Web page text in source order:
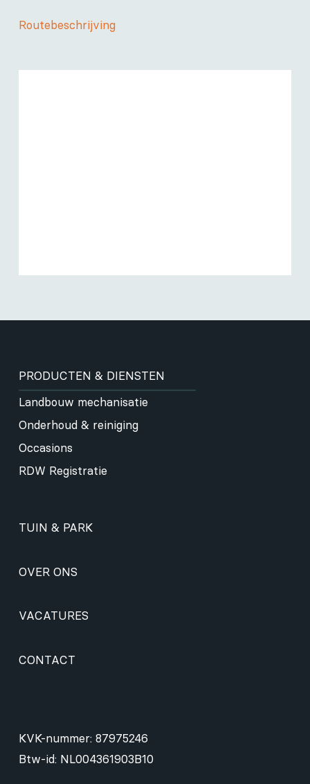
Routebeschrijving
PRODUCTEN & DIENSTEN
Landbouw mechanisatie
Onderhoud & reiniging
Occasions
RDW Registratie
TUIN & PARK
OVER ONS
VACATURES
CONTACT
KVK-nummer: 87975246
Btw-id: NL004361903B10